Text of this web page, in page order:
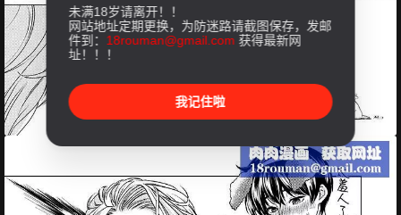
未满18岁请离开！！
网站地址定期更换，为防迷路请截图保存，发邮
件到： 18rouman@gmail.com 获得最新网
址！！！
我记住啦